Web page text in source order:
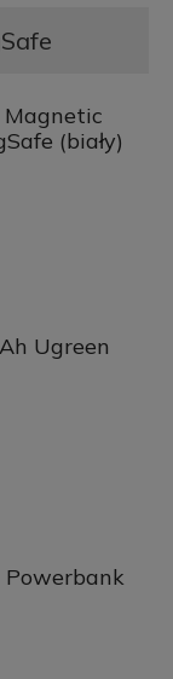
Magnetic
(biały)
Ugreen